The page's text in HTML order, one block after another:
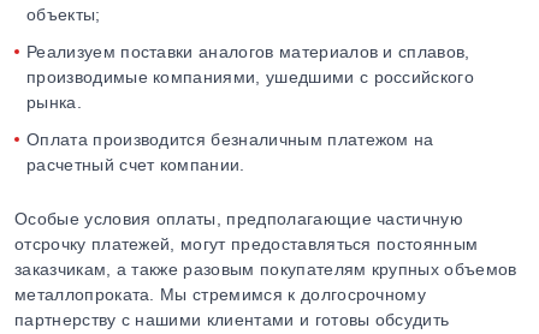
объекты;
Реализуем поставки аналогов материалов и сплавов,
производимые компаниями, ушедшими с российского
рынка.
Оплата производится безналичным платежом на
расчетный счет компании.
Особые условия оплаты, предполагающие частичную
отсрочку платежей, могут предоставляться постоянным
заказчикам, а также разовым покупателям крупных объемов
металлопроката. Мы стремимся к долгосрочному
партнерству с нашими клиентами и готовы обсудить